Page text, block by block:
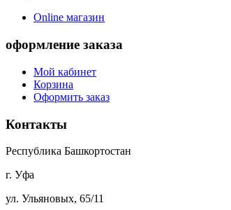
Online магазин
оформление заказа
Мой кабинет
Корзина
Оформить заказ
Контакты
Республика Башкортостан
г. Уфа
ул. Ульяновых, 65/11